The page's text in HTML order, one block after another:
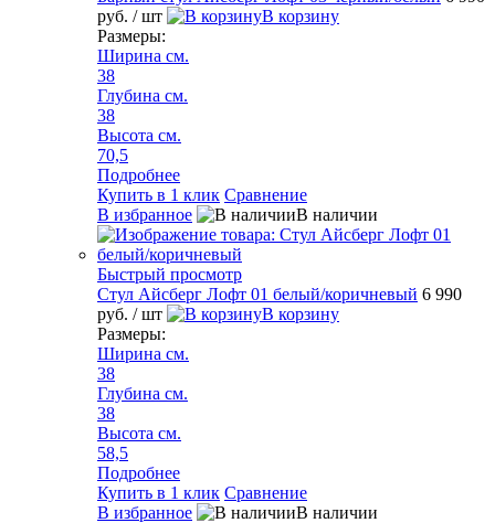
руб. / шт
В корзину
Размеры:
Ширина см.
38
Глубина см.
38
Высота см.
70,5
Подробнее
Купить в 1 клик Сравнение
В избранное
В наличии
Быстрый просмотр
Стул Айсберг Лофт 01 белый/коричневый 6 990
руб. / шт
В корзину
Размеры:
Ширина см.
38
Глубина см.
38
Высота см.
58,5
Подробнее
Купить в 1 клик Сравнение
В избранное
В наличии